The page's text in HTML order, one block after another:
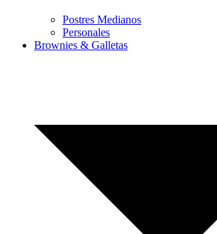
Postres Medianos
Personales
Brownies & Galletas